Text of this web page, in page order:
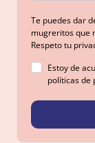
Te puedes dar
mugreritos que
Respeto tu
Estoy de
políticas de